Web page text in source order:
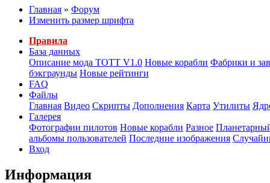
Главная » Форум
Изменить размер шрифта
Правила
База данных
Описание мода ТОТТ V1.0 Новые корабли Фабрики и
бэкграунды Новые рейтинги
FAQ
Файлы
Главная Видео Скрипты Дополнения Карта Утилиты
Галерея
Фотографии пилотов Новые корабли Разное
альбомы пользователей Последние изображения
Вход
Информация